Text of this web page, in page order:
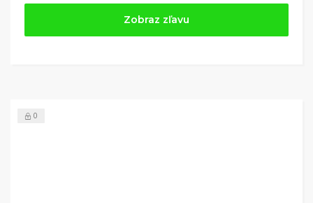
Nakupujte na Kitos.sk a využite kupón z kategórie: Dom a
Zobraz zľavu
0